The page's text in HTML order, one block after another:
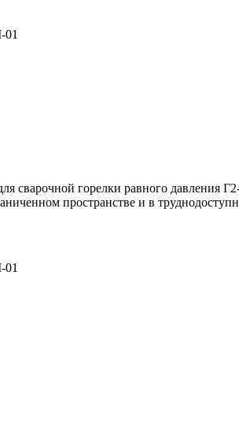
горелки равного давления
пространстве и в